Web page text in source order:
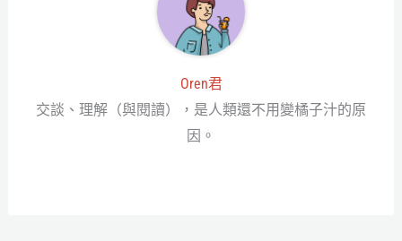
Oren君
交談、理解（與閱讀），是人類還不用變橘子汁的原
因。